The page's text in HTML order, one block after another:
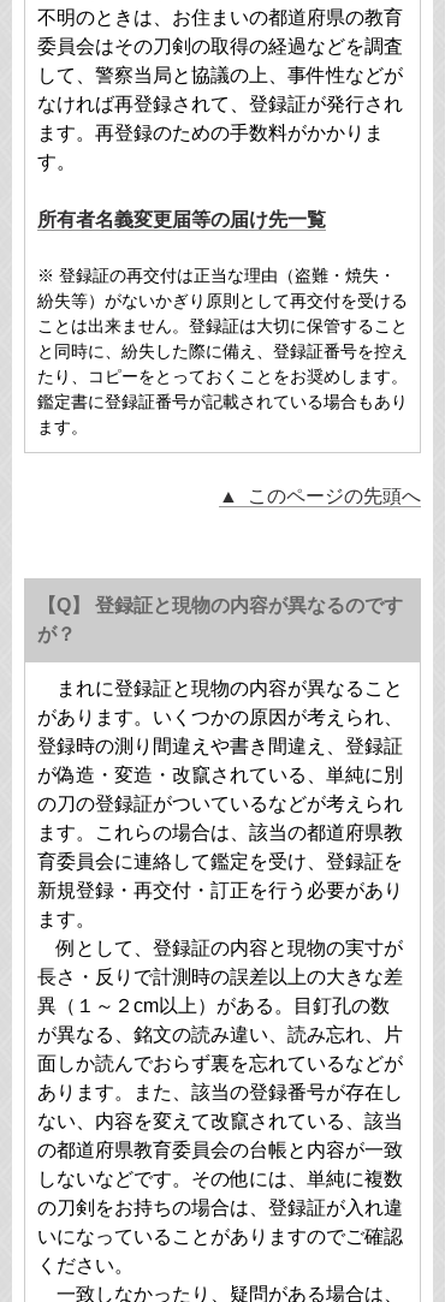
不明のときは、お住まいの都道府県の教育
委員会はその刀剣の取得の経過などを調査
して、警察当局と協議の上、事件性などが
なければ再登録されて、登録証が発行され
ます。再登録のための手数料がかかりま
す。
所有者名義変更届等の届け先一覧
※ 登録証の再交付は正当な理由（盗難・焼失・
紛失等）がないかぎり原則として再交付を受ける
ことは出来ません。登録証は大切に保管すること
と同時に、紛失した際に備え、登録証番号を控え
たり、コピーをとっておくことをお奨めします。
鑑定書に登録証番号が記載されている場合もあり
ます。
▲ このページの先頭へ
【Q】 登録証と現物の内容が異なるのです
が？
まれに登録証と現物の内容が異なること
があります。いくつかの原因が考えられ、
登録時の測り間違えや書き間違え、登録証
が偽造・変造・改竄されている、単純に別
の刀の登録証がついているなどが考えられ
ます。これらの場合は、該当の都道府県教
育委員会に連絡して鑑定を受け、登録証を
新規登録・再交付・訂正を行う必要があり
ます。
例として、登録証の内容と現物の実寸が
長さ・反りで計測時の誤差以上の大きな差
異（１～２cm以上）がある。目釘孔の数
が異なる、銘文の読み違い、読み忘れ、片
面しか読んでおらず裏を忘れているなどが
あります。また、該当の登録番号が存在し
ない、内容を変えて改竄されている、該当
の都道府県教育委員会の台帳と内容が一致
しないなどです。その他には、単純に複数
の刀剣をお持ちの場合は、登録証が入れ違
いになっていることがありますのでご確認
ください。
一致しなかったり、疑問がある場合は、